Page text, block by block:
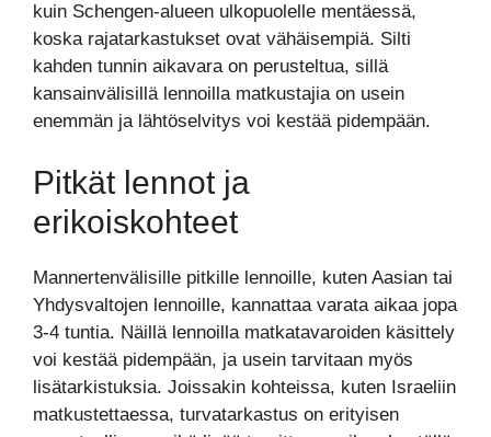
kuin Schengen-alueen ulkopuolelle mentäessä,
koska rajatarkastukset ovat vähäisempiä. Silti
kahden tunnin aikavara on perusteltua, sillä
kansainvälisillä lennoilla matkustajia on usein
enemmän ja lähtöselvitys voi kestää pidempään.
Pitkät lennot ja
erikoiskohteet
Mannertenvälisille pitkille lennoille, kuten Aasian tai
Yhdysvaltojen lennoille, kannattaa varata aikaa jopa
3-4 tuntia. Näillä lennoilla matkatavaroiden käsittely
voi kestää pidempään, ja usein tarvitaan myös
lisätarkistuksia. Joissakin kohteissa, kuten Israeliin
matkustettaessa, turvatarkastus on erityisen